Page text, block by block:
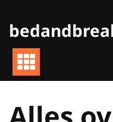
de
inhoud
gaan